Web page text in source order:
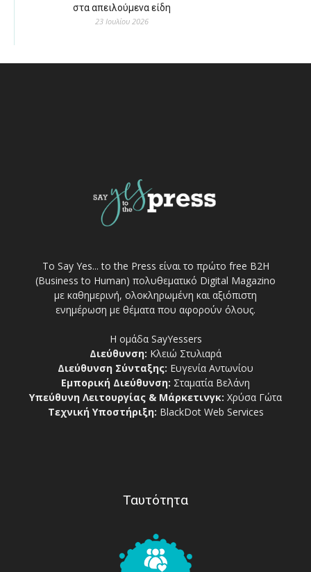
στα απειλούμενα είδη
23 Ιουλίου 2026
Το Say Yes... to the Press είναι το πρώτο free Β2Η
(Business to Human) πολυθεματικό Digital Magazino
με καθημερινή, ολοκληρωμένη και αξιόπιστη
ενημέρωση με θέματα που αφορούν όλους.
Η ομάδα SayYessers
Διεύθυνση: Κλειώ Στυλιαρά
Διεύθυνση Σύνταξης: Ευγενία Αντωνίου
Εμπορική Διεύθυνση: Σταματία Βελάνη
Υπεύθυνη Λειτουργίας & Μάρκετινγκ: Χρύσα Γώτα
Τεχνική Υποστήριξη: BlackDot Web Services
Ταυτότητα